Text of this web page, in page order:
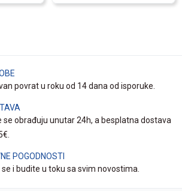
povrat u roku od 14 dana od isporuke.
se obrađuju unutar 24h, a besplatna dostava
POGODNOSTI
i budite u toku sa svim novostima.